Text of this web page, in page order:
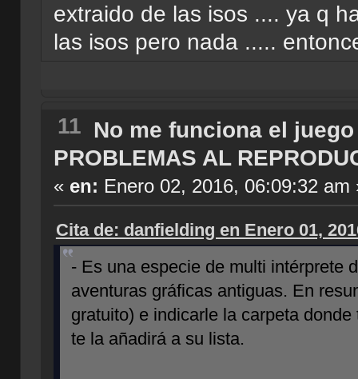
extraido de las isos .... ya q
las isos pero nada .....
11 No me funciona el juego
PROBLEMAS AL
« en: Enero 02, 2016, 06:09:32 am
Cita de: danfielding en Enero 01,
- Es una especie de multi intérprete
aventuras gráficas antiguas. En
gratuito) e indicarle la carpeta
te la añadirá a su lista.